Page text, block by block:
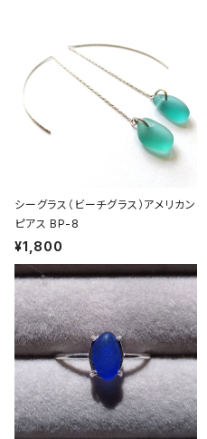
シーグラス（ビーチグラス）アメリカン
ピアス BP-8
¥1,800